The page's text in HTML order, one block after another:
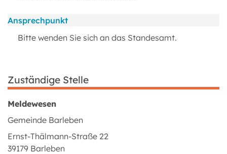
Ansprechpunkt
Bitte wenden Sie sich an das Standesamt.
Zuständige Stelle
Meldewesen
Gemeinde Barleben
Ernst-Thälmann-Straße 22
39179 Barleben